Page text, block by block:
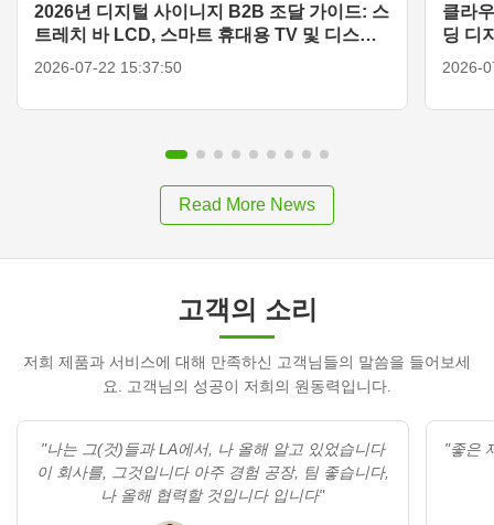
2026년 디지털 사이니지 B2B 조달 가이드: 스
트레치 바 LCD, 스마트 휴대용 TV 및 디스플
레이 솔루션
2026-07-22 15:37:50
클라
딩 디
2026-
Read More News
고객의 소리
저희 제품과 서비스에 대해 만족하신 고객님들의 말씀을 들어보세
요. 고객님의 성공이 저희의 원동력입니다.
"나는 그(것)들과 LA에서, 나 올해 알고 있었습니다
이 회사를, 그것입니다 아주 경험 공장, 팀 좋습니다,
나 올해 협력할 것입니다 입니다"
"좋은